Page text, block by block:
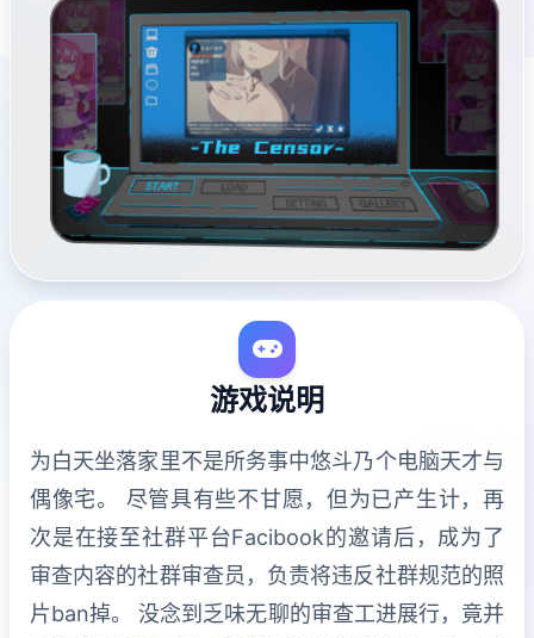
游戏说明
为白天坐落家里不是所务事中悠斗乃个电脑天才与
偶像宅。 尽管具有些不甘愿，但为已产生计，再
次是在接至社群平台Facibook的邀请后，成为了
审查内容的社群审查员，负责将违反社群规范的照
片ban掉。 没念到乏味无聊的审查工进展行，竟并